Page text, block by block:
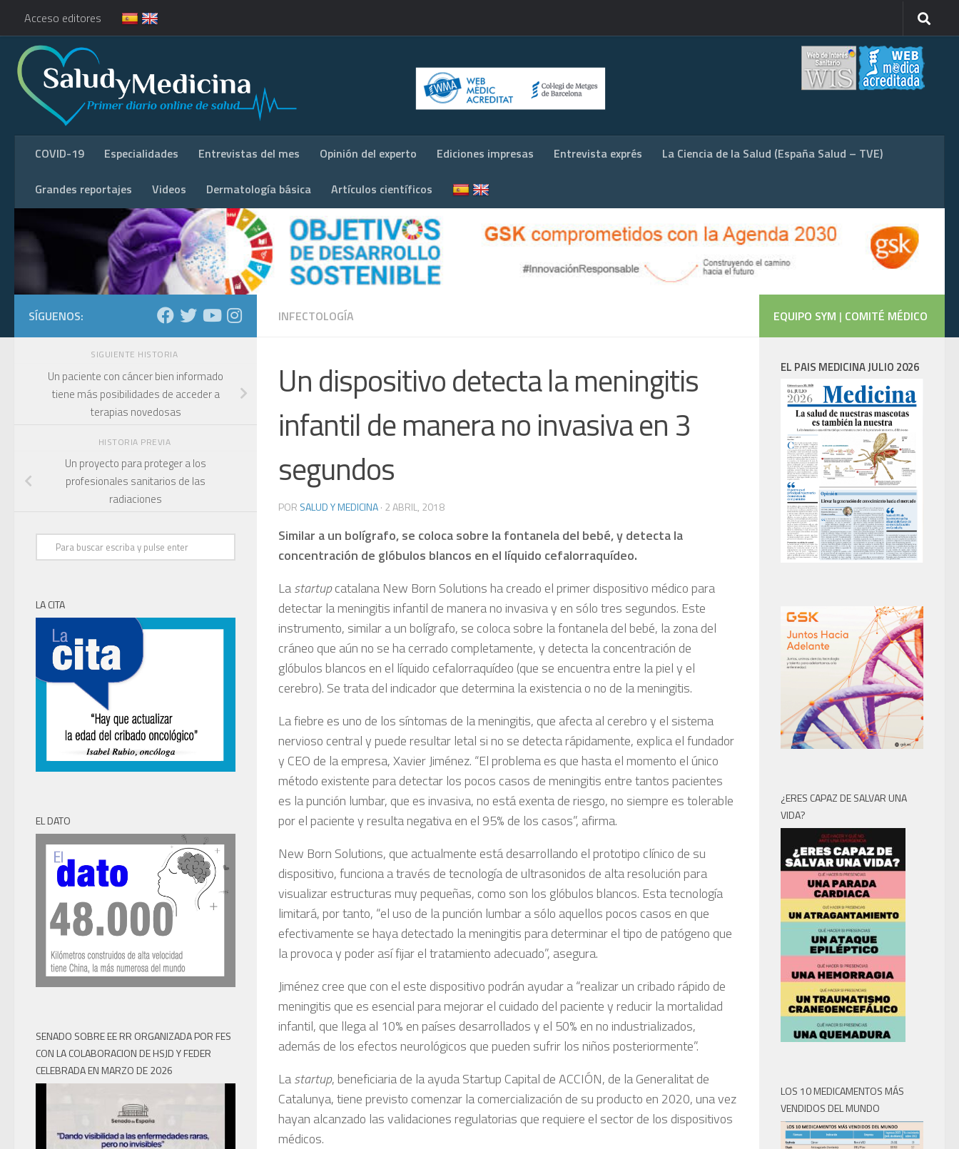
Acceso editores
COVID-19 Especialidades Entrevistas del mes Opinión del experto Ediciones impresas Entrevista exprés La Ciencia de la Salud (España Salud – TVE)
Grandes reportajes Videos Dermatología básica Artículos científicos
INFECTOLOGÍA
Un dispositivo detecta la meningitis
infantil de manera no invasiva en 3
segundos
POR SALUD Y MEDICINA· 2 ABRIL, 2018
Similar a un bolígrafo, se coloca sobre la fontanela del bebé, y detecta la
concentración de glóbulos blancos en el líquido cefalorraquídeo.
Lastartupcatalana New Born Solutions ha creado el primer dispositivo médico para
detectar la meningitis infantil de manera no invasiva y en sólo tres segundos. Este
instrumento, similar a un bolígrafo, se coloca sobre la fontanela del bebé, la zona del
cráneo que aún no se ha cerrado completamente, y detecta la concentración de
glóbulos blancos en el líquido cefalorraquídeo (que se encuentra entre la piel y el
cerebro). Se trata del indicador que determina la existencia o no de la meningitis.
La fiebre es uno de los síntomas de la meningitis, que afecta al cerebro y el sistema
nervioso central y puede resultar letal si no se detecta rápidamente, explica el fundador
y CEO de la empresa, Xavier Jiménez. “El problema es que hasta el momento el único
método existente para detectar los pocos casos de meningitis entre tantos pacientes
es la punción lumbar, que es invasiva, no está exenta de riesgo, no siempre es tolerable
por el paciente y resulta negativa en el 95% de los casos”, afirma.
New Born Solutions, que actualmente está desarrollando el prototipo clínico de su
dispositivo, funciona a través de tecnología de ultrasonidos de alta resolución para
visualizar estructuras muy pequeñas, como son los glóbulos blancos. Esta tecnología
limitará, por tanto, “el uso de la punción lumbar a sólo aquellos pocos casos en que
efectivamente se haya detectado la meningitis para determinar el tipo de patógeno que
la provoca y poder así fijar el tratamiento adecuado”, asegura.
Jiménez cree que con el este dispositivo podrán ayudar a “realizar un cribado rápido de
meningitis que es esencial para mejorar el cuidado del paciente y reducir la mortalidad
infantil, que llega al 10% en países desarrollados y el 50% en no industrializados,
además de los efectos neurológicos que pueden sufrir los niños posteriormente”.
Lastartup, beneficiaria de la ayuda Startup Capital de ACCIÓN, de la Generalitat de
Catalunya, ​​tiene previsto comenzar la comercialización de su producto en 2020, una vez
hayan alcanzado las validaciones regulatorias que requiere el sector de los dispositivos
médicos.
SÍGUENOS:
SIGUIENTE HISTORIA
Un paciente con cáncer bien informado
tiene más posibilidades de acceder a
terapias novedosas
HISTORIA PREVIA
Un proyecto para proteger a los
profesionales sanitarios de las
radiaciones
LA CITA
EL DATO
SENADO SOBRE EE RR ORGANIZADA POR FES
CON LA COLABORACION DE HSJD Y FEDER
CELEBRADA EN MARZO DE 2026
EQUIPO SYM | COMITÉ MÉDICO
EL PAIS MEDICINA JULIO 2026
¿ERES CAPAZ DE SALVAR UNA
VIDA?
LOS 10 MEDICAMENTOS MÁS
VENDIDOS DEL MUNDO